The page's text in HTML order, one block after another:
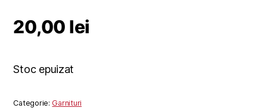
20,00 lei
Stoc epuizat
Categorie: Garnituri